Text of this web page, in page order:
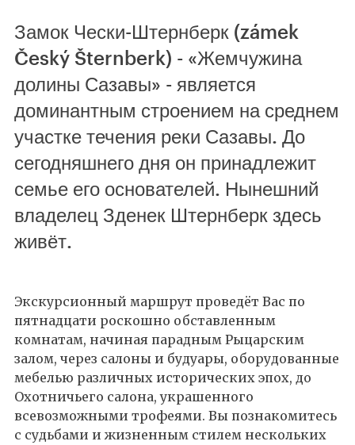
Замок Чески-Штернберк (zámek
Český Šternberk) - «Жемчужина
долины Сазавы» - является
доминантным строением на среднем
участке течения реки Сазавы. До
сегодняшнего дня он принадлежит
семье его основателей. Нынешний
владелец Зденек Штернберк здесь
живёт.
Экскурсионный маршрут проведёт Вас по
пятнадцати роскошно обставленным
комнатам, начиная парадным Рыцарским
залом, через салоны и будуары, оборудованные
мебелью различных исторических эпох, до
Охотничьего салона, украшенного
всевозможными трофеями. Вы познакомитесь
с судьбами и жизненным стилем нескольких